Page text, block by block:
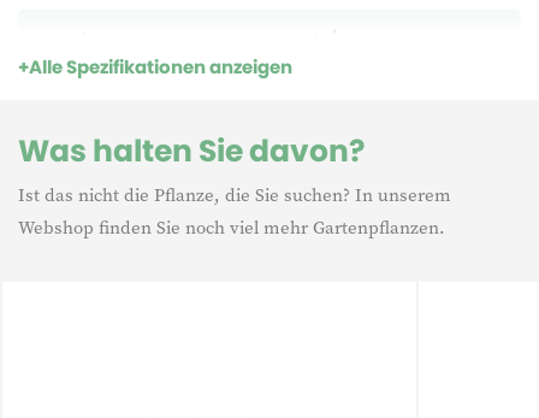
Lebensdauer Mehrjährig
Alle Spezifikationen anzeigen
Was halten Sie davon?
Ist das nicht die Pflanze, die Sie suchen? In unserem
Webshop finden Sie noch viel mehr Gartenpflanzen.